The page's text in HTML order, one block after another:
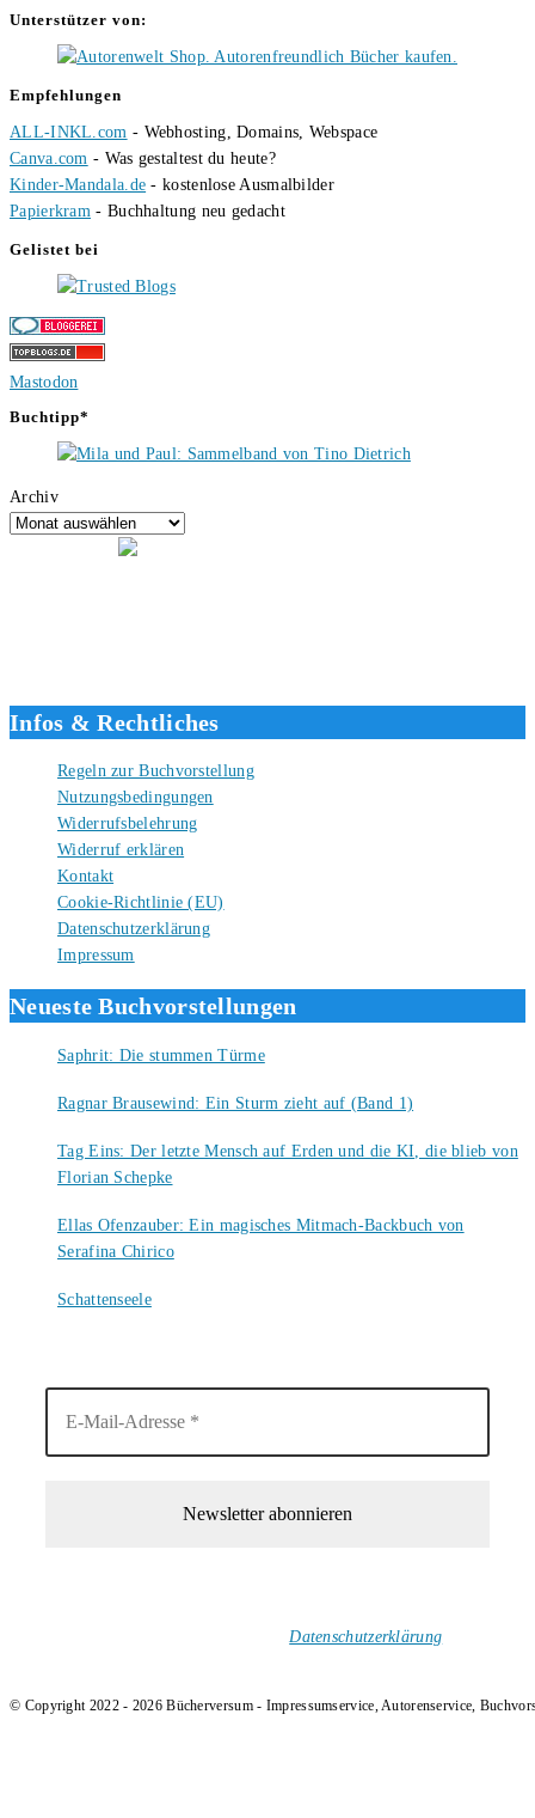
Unterstützer von:
Empfehlungen
ALL-INKL.com - Webhosting, Domains, Webspace
Canva.com - Was gestaltest du heute?
Kinder-Mandala.de - kostenlose Ausmalbilder
Papierkram - Buchhaltung neu gedacht
Gelistet bei
Mastodon
Buchtipp*
Archiv
Infos & Rechtliches
Regeln zur Buchvorstellung
Nutzungsbedingungen
Widerrufsbelehrung
Widerruf erklären
Kontakt
Cookie-Richtlinie (EU)
Datenschutzerklärung
Impressum
Neueste Buchvorstellungen
Saphrit: Die stummen Türme
Ragnar Brausewind: Ein Sturm zieht auf (Band 1)
Tag Eins: Der letzte Mensch auf Erden und die KI, die blieb von
Florian Schepke
Ellas Ofenzauber: Ein magisches Mitmach-Backbuch von
Serafina Chirico
Schattenseele
Datenschutzerklärung
© Copyright 2022 - 2026 Bücherversum - Impressumservice, Autorenservice,